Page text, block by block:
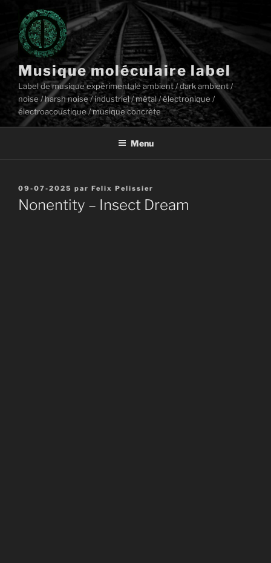
contenu
principal
Musique moléculaire label
Label de musique expérimentale ambient / dark ambient /
noise / harsh noise / industriel / métal / électronique /
électroacoustique / musique concrète
Menu
Publié
le
09-07-2025 par Felix Pelissier
Nonentity – Insect Dream